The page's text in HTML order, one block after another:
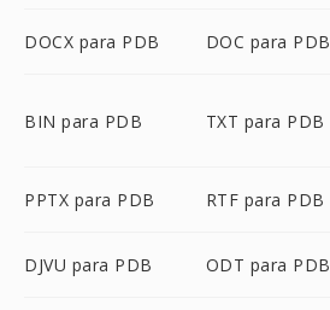
DOCX para PDB DOC para PDB
BIN para PDB TXT para PDB
PPTX para PDB RTF para PDB
DJVU para PDB ODT para PDB